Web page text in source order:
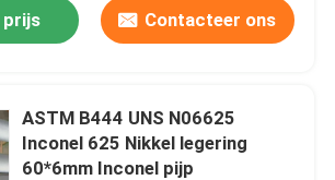
prijs Contacteer ons
ASTM B444 UNS N06625
Inconel 625 Nikkel legering
60*6mm Inconel pijp